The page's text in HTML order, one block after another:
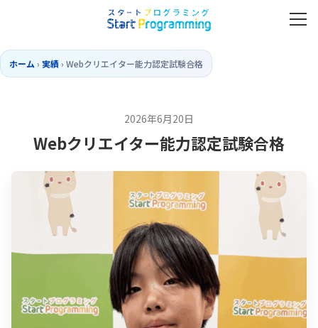
ホーム › 実績› Webクリエイター能力認定試験合格
2026年6月20日
Webクリエイター能力認定試験合格